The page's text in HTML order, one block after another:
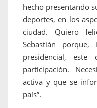
hecho presentando
deportes, en los
ciudad. Quiero
Sebastián
presidencial,
participación.
activa y que se
país”.